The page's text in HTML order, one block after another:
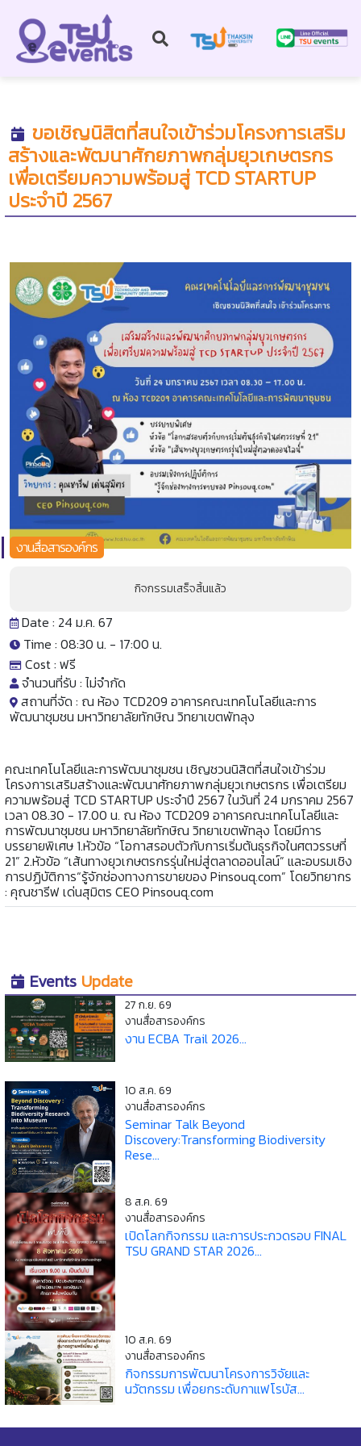
ขอเชิญนิสิตที่สนใจเข้าร่วมโครงการเสริม
สร้างและพัฒนาศักยภาพกลุ่มยุวเกษตรกร
เพื่อเตรียมความพร้อมสู่ TCD STARTUP
ประจำปี 2567
งานสื่อสารองค์กร
กิจกรรมเสร็จสิ้นแล้ว
Date : 24 ม.ค. 67
Time : 08:30 น. - 17:00 น.
Cost : ฟรี
จำนวนที่รับ : ไม่จำกัด
สถานที่จัด : ณ ห้อง TCD209 อาคารคณะเทคโนโลยีและการ
พัฒนาชุมชน มหาวิทยาลัยทักษิณ วิทยาเขตพัทลุง
คณะเทคโนโลยีและการพัฒนาชุมชน เชิญชวนนิสิตที่สนใจเข้าร่วม
โครงการเสริมสร้างและพัฒนาศักยภาพกลุ่มยุวเกษตรกร เพื่อเตรียม
ความพร้อมสู่ TCD STARTUP ประจำปี 2567 ในวันที่ 24 มกราคม 2567
เวลา 08.30 - 17.00 น. ณ ห้อง TCD209 อาคารคณะเทคโนโลยีและ
การพัฒนาชุมชน มหาวิทยาลัยทักษิณ วิทยาเขตพัทลุง โดยมีการ
บรรยายพิเศษ 1.หัวข้อ “โอกาสรอบตัวกับการเริ่มต้นธุรกิจในศตวรรษที่
21” 2.หัวข้อ “เส้นทางยุวเกษตรกรรุ่นใหม่สู่ตลาดออนไลน์” และอบรมเชิง
การปฏิบัติการ“รู้จักช่องทางการขายของ Pinsouq.com” โดยวิทยากร
: คุณชารีฟ เด่นสุมิตร CEO Pinsouq.com
Events Update
27 ก.ย. 69
งานสื่อสารองค์กร
งาน ECBA Trail 2026...
10 ส.ค. 69
งานสื่อสารองค์กร
Seminar Talk Beyond
Discovery:Transforming Biodiversity
Rese...
8 ส.ค. 69
งานสื่อสารองค์กร
เปิดโลกกิจกรรม และการประกวดรอบ FINAL
TSU GRAND STAR 2026...
10 ส.ค. 69
งานสื่อสารองค์กร
กิจกรรมการพัฒนาโครงการวิจัยและ
นวัตกรรม เพื่อยกระดับกาแฟโรบัส...